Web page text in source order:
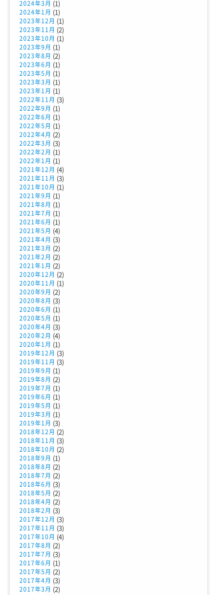
2024年3月 (1)
2024年1月 (1)
2023年12月 (1)
2023年11月 (2)
2023年10月 (1)
2023年9月 (1)
2023年8月 (2)
2023年6月 (1)
2023年5月 (1)
2023年3月 (1)
2023年1月 (1)
2022年11月 (3)
2022年9月 (1)
2022年6月 (1)
2022年5月 (1)
2022年4月 (2)
2022年3月 (3)
2022年2月 (1)
2022年1月 (1)
2021年12月 (4)
2021年11月 (3)
2021年10月 (1)
2021年9月 (1)
2021年8月 (1)
2021年7月 (1)
2021年6月 (1)
2021年5月 (4)
2021年4月 (3)
2021年3月 (2)
2021年2月 (2)
2021年1月 (2)
2020年12月 (2)
2020年11月 (1)
2020年9月 (2)
2020年8月 (3)
2020年6月 (1)
2020年5月 (1)
2020年4月 (3)
2020年2月 (4)
2020年1月 (1)
2019年12月 (3)
2019年11月 (3)
2019年9月 (1)
2019年8月 (2)
2019年7月 (1)
2019年6月 (1)
2019年5月 (1)
2019年3月 (1)
2019年1月 (3)
2018年12月 (2)
2018年11月 (3)
2018年10月 (2)
2018年9月 (1)
2018年8月 (2)
2018年7月 (2)
2018年6月 (3)
2018年5月 (2)
2018年4月 (2)
2018年2月 (3)
2017年12月 (3)
2017年11月 (3)
2017年10月 (4)
2017年8月 (2)
2017年7月 (3)
2017年6月 (1)
2017年5月 (2)
2017年4月 (3)
2017年3月 (2)